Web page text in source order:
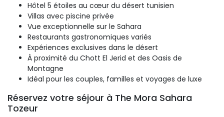
Hôtel 5 étoiles au cœur du désert tunisien
Villas avec piscine privée
Vue exceptionnelle sur le Sahara
Restaurants gastronomiques variés
Expériences exclusives dans le désert
À proximité du Chott El Jerid et des Oasis de
Montagne
Idéal pour les couples, familles et voyages de luxe
Réservez votre séjour à The Mora Sahara
Tozeur